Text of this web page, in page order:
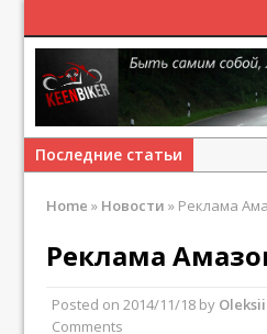
Последние статьи
Home » Новости » Реклама
Реклама
Posted on 2014/11/18 by Oleksii
Comments